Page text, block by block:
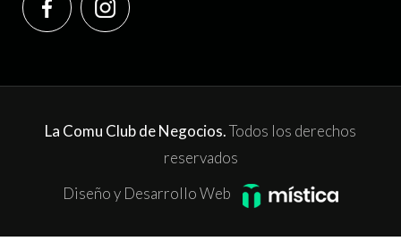
La Comu Club de Negocios.Todos los derechos
reservados
Diseño y Desarrollo Web